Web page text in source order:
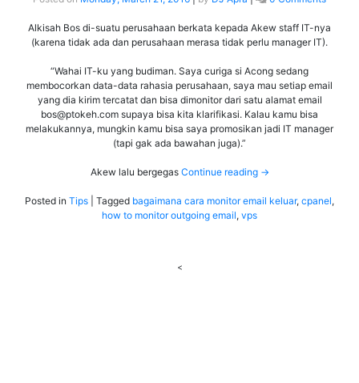
Alkisah Bos di-suatu perusahaan berkata kepada Akew staff IT-nya
(karena tidak ada dan perusahaan merasa tidak perlu manager IT).
“Wahai IT-ku yang budiman. Saya curiga si Acong sedang
membocorkan data-data rahasia perusahaan, saya mau setiap email
yang dia kirim tercatat dan bisa dimonitor dari satu alamat email
bos@ptokeh.com supaya bisa kita klarifikasi. Kalau kamu bisa
melakukannya, mungkin kamu bisa saya promosikan jadi IT manager
(tapi gak ada bawahan juga).”
Akew lalu bergegas Continue reading →
Posted in Tips Tagged bagaimana cara monitor email keluar, cpanel,
how to monitor outgoing email, vps
<